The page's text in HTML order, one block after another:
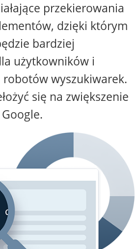
przekierowania
dzięki którym
bardziej
użytkowników i
robotów wyszukiwarek.
się na zwiększenie